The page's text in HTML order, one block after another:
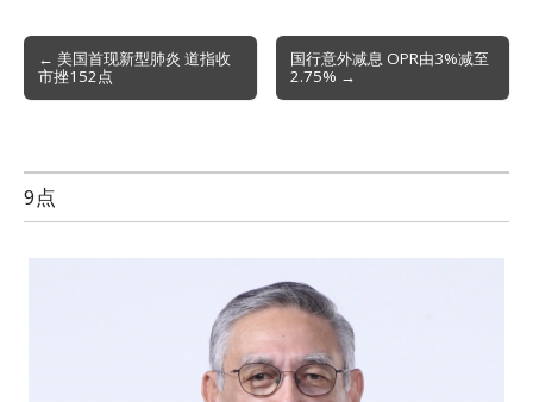
Post
navigation
← 美国首现新型肺炎 道指收
市挫152点
国行意外减息 OPR由3%减至
2.75% →
9点